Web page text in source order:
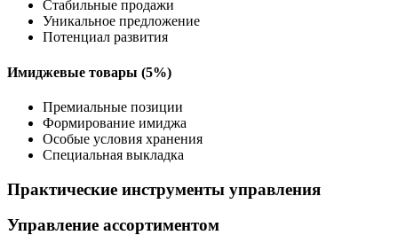
Стабильные продажи
Уникальное предложение
Потенциал развития
Имиджевые товары (5%)
Премиальные позиции
Формирование имиджа
Особые условия хранения
Специальная выкладка
Практические инструменты управления
Управление ассортиментом